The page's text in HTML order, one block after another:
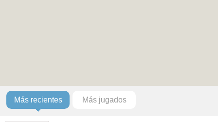
Más recientes Más jugados